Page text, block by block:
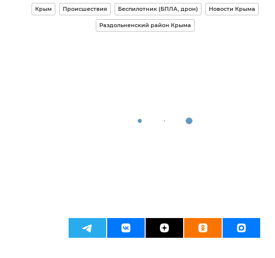
Крым Происшествия Беспилотник (БПЛА, дрон) Новости Крыма
Раздольненский район Крыма